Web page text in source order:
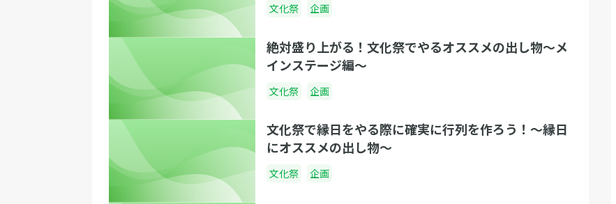
文化祭 企画
絶対盛り上がる！文化祭でやるオススメの出し物〜メ
インステージ編〜
文化祭 企画
文化祭で縁日をやる際に確実に行列を作ろう！〜縁日
にオススメの出し物〜
文化祭 企画